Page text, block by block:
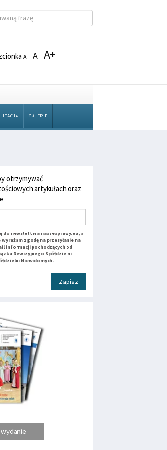
A- A A+
GALERIE
otrzymywać
artykułach oraz
do newslettera naszesprawy.eu, a
zgodę na przesyłanie na
informacji pochodzących od
Rewizyjnego Spółdzielni
Niewidomych.
Zapisz
wydanie